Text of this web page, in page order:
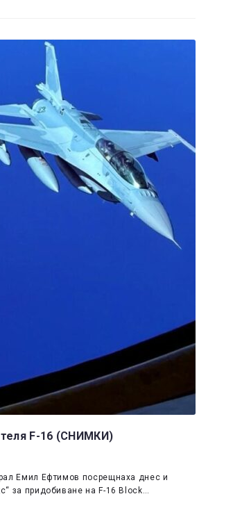
F-16 (СНИМКИ)
Емил Ефтимов посрещнаха днес и
за придобиване на F-16 Block…